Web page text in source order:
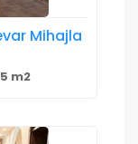
Mihajla
m2